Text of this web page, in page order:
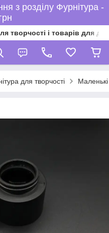
з розділу Фурнітура -
творчості і товарів для
для творчості